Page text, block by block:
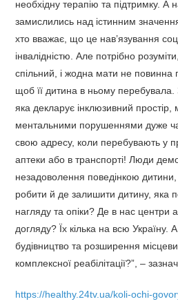
необхідну терапію та підтримку.
замислились над істинним
хто вважає, що це нав’язування
інвалідністю. Але потрібно
спільний, і жодна мати не повинна
щоб її дитина в ньому перебувала.
яка декларує інклюзивний простір,
ментальними порушеннями дуже
свою адресу, коли перебувають у
аптеки або в транспорті! Люди
незадоволення поведінкою
робити й де залишити дитину, яка
нагляду та опіки? Де в нас центри
догляду? Їх кілька на всю Україну.
будівництво та розширення
комплексної реабілітації?”, –
https://healthy.24tv.ua/koli-ochi-